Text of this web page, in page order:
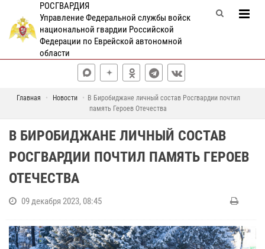
РОСГВАРДИЯ
Управление Федеральной службы войск
национальной гвардии Российской
Федерации по Еврейской автономной
области
Главная Новости
В Биробиджане личный состав Росгвардии почтил
память Героев Отечества
В БИРОБИДЖАНЕ ЛИЧНЫЙ СОСТАВ
РОСГВАРДИИ ПОЧТИЛ ПАМЯТЬ ГЕРОЕВ
ОТЕЧЕСТВА
09 декабря 2023, 08:45